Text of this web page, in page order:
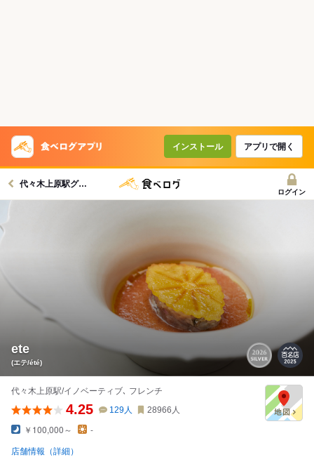
インストール アプリで開く
代々木上原駅グルメへ
ログイン
ete
(エテ/été)
代々木上原駅/イノベーティブ､ フレンチ
4.25 129人 28966 人
￥100,000～ -
店舗情報（詳細）